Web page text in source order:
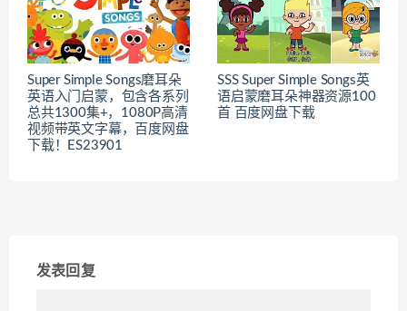
Super Simple Songs磨耳朵
英语入门启蒙，包含各系列
总共1300集+，1080P高清
视频带英文字幕，百度网盘
下载！ES23901
SSS Super Simple Songs英
语启蒙磨耳朵神器资源100
首 百度网盘下载
发表回复